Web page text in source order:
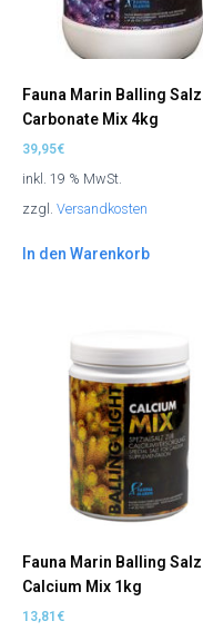
Fauna Marin Balling Salz
Carbonate Mix 4kg
39,95€
inkl. 19 % MwSt.
zzgl. Versandkosten
In den Warenkorb
Fauna Marin Balling Salz
Calcium Mix 1kg
13,81 €